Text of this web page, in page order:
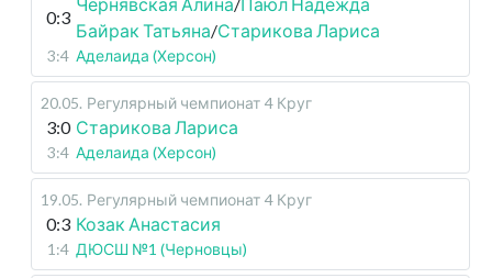
0:3
Байрак Татьяна/Старикова Лариса
3:4 Аделаида (Херсон)
20.05. Регулярный чемпионат 4 Круг
3:0 Старикова Лариса
3:4 Аделаида (Херсон)
19.05. Регулярный чемпионат 4 Круг
0:3 Козак Анастасия
1:4 ДЮСШ №1 (Черновцы)